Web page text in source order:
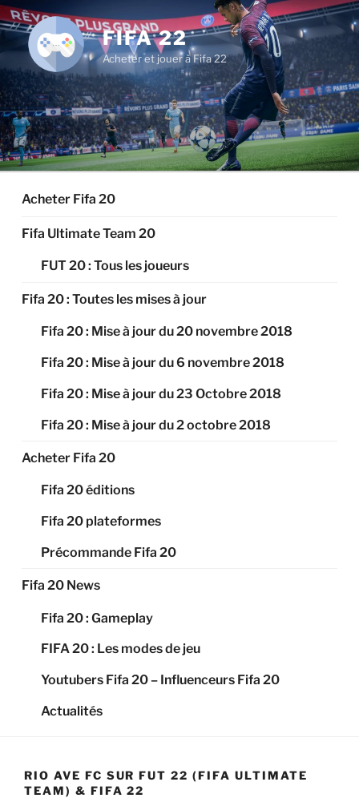
Aller
au
contenu
principal
FIFA 22
Acheter et jouer à Fifa 22
Acheter Fifa 20
Fifa Ultimate Team 20
FUT 20 : Tous les joueurs
Fifa 20 : Toutes les mises à jour
Fifa 20 : Mise à jour du 20 novembre 2018
Fifa 20 : Mise à jour du 6 novembre 2018
Fifa 20 : Mise à jour du 23 Octobre 2018
Fifa 20 : Mise à jour du 2 octobre 2018
Acheter Fifa 20
Fifa 20 éditions
Fifa 20 plateformes
Précommande Fifa 20
Fifa 20 News
Fifa 20 : Gameplay
FIFA 20 : Les modes de jeu
Youtubers Fifa 20 – Influenceurs Fifa 20
Actualités
RIO AVE FC SUR FUT 22 (FIFA ULTIMATE
TEAM) & FIFA 22